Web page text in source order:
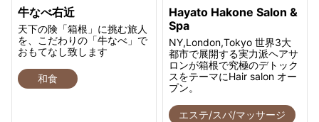
牛なべ右近
天下の険「箱根」に挑む旅人
を、こだわりの「牛なべ」で
おもてなし致します
和食
Hayato Hakone Salon &
Spa
NY,London,Tokyo 世界3大
都市で展開する実力派ヘアサ
ロンが箱根で究極のデトック
スをテーマにHair salon オー
プン。
エステ/スパ/マッサージ